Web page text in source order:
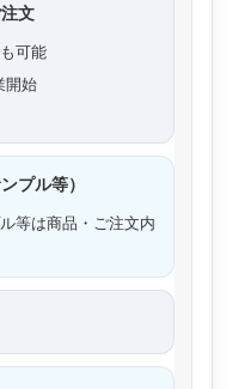
文
可能
開始
プル等）
等は商品・ご注文内